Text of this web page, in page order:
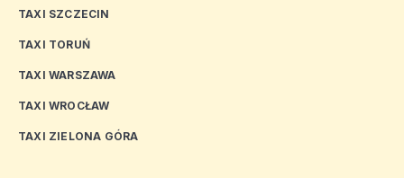
TAXI SZCZECIN
TAXI TORUŃ
TAXI WARSZAWA
TAXI WROCŁAW
TAXI ZIELONA GÓRA